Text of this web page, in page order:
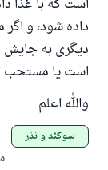
است که با غذا
داده شود، و اگر
دیگری به جایش
است یا مستحب
والله اعلم
سوگند و نذر